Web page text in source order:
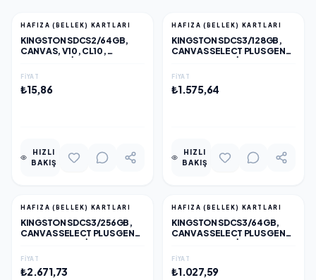
HAFIZA (BELLEK) KARTLARI
KINGSTON SDCS2/64GB,
CANVAS, V10, CL10,
BELLEK (SD ADAPTÖRLÜ)
FIYAT
₺15,86
HIZLI
BAKIŞ
HAFIZA (BELLEK) KARTLARI
KINGSTON SDCS3/128GB,
CANVAS SELECT PLUS GEN3
BELLEK (SD ADAPTÖRLÜ)
FIYAT
₺1.575,64
HIZLI
BAKIŞ
HAFIZA (BELLEK) KARTLARI
KINGSTON SDCS3/256GB,
CANVAS SELECT PLUS GEN3
BELLEK (SD ADAPTÖRLÜ)
FIYAT
₺2.671,73
HAFIZA (BELLEK) KARTLARI
KINGSTON SDCS3/64GB,
CANVAS SELECT PLUS GEN3
BELLEK (SD ADAPTÖRLÜ)
FIYAT
₺1.027,59